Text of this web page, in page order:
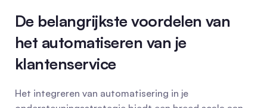
De belangrijkste voordelen van
het automatiseren van je
klantenservice
Het integreren van automatisering in je